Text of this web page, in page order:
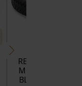
REBEL AND
METAL
BLACK BLACK